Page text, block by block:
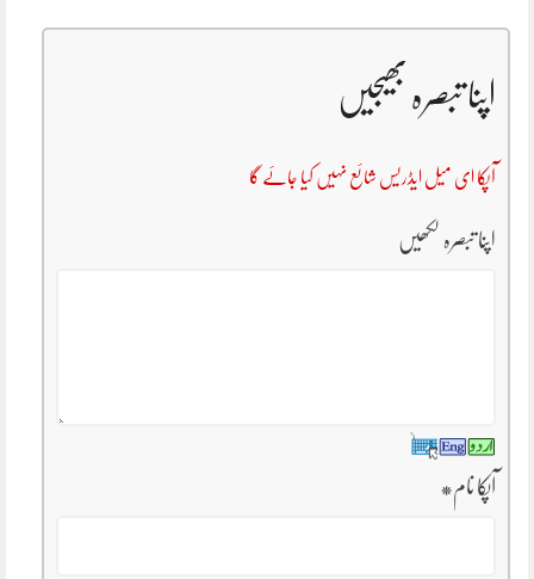
اپنا تبصرہ بھیجیں
آپکا ای میل ایڈریس شائع نہیں کیا جائے گا
اپنا تبصرہ لکھیں
آپکا نام*